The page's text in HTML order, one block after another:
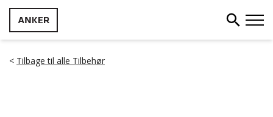
< Tilbage til alle Tilbehør